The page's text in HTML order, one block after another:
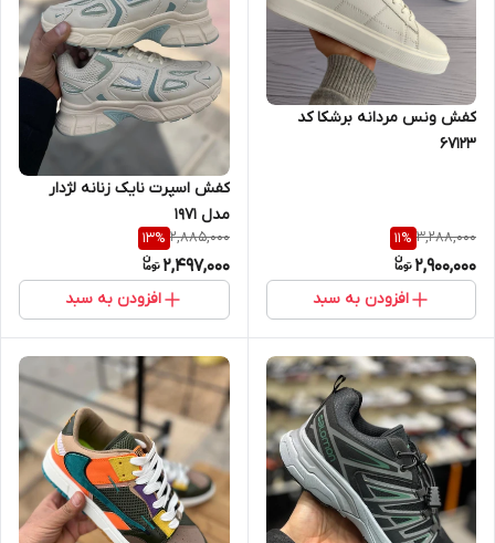
کفش ونس مردانه برشکا کد
67123
3,288,000
11%
2,900,000
افزودن به سبد
کفش اسپرت نایک زنانه لژدار
مدل 1971
2,885,000
13%
2,497,000
افزودن به سبد